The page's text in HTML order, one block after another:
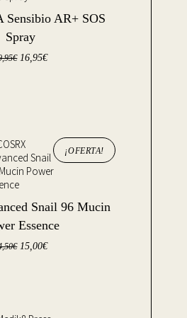
AR+ SOS
Spray
€ 16,95€
¡OFERTA!
Snail 96 Mucin
Essence
€ 15,00€